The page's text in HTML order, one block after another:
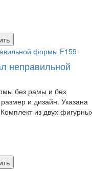
неправильной
без рамы и без
и дизайн. Указана
из двух